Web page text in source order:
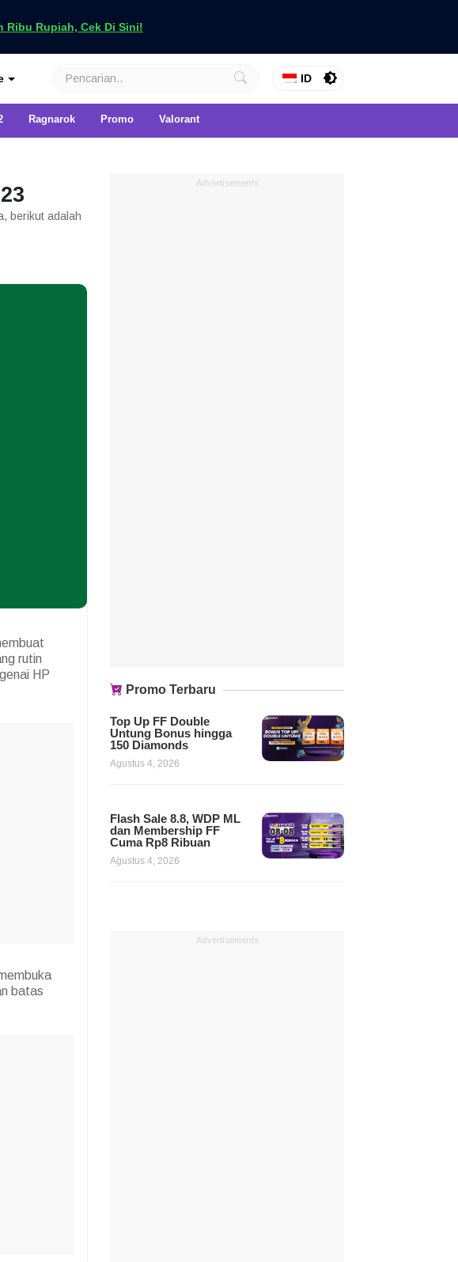
Ribu Rupiah, Cek Di Sini!
ID
Ragnarok Promo Valorant
berikut adalah
rutin
HP
batas
Advertisements
Promo Terbaru
Top Up FF Double
Untung Bonus hingga
150 Diamonds
Agustus 4, 2026
Flash Sale 8.8, WDP ML
dan Membership FF
Cuma Rp8 Ribuan
Agustus 4, 2026
Advertisements